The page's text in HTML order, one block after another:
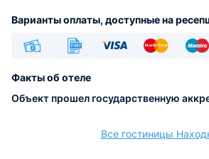
Варианты оплаты, доступные на
Факты об отеле
Объект прошел государственную
Все гостиницы